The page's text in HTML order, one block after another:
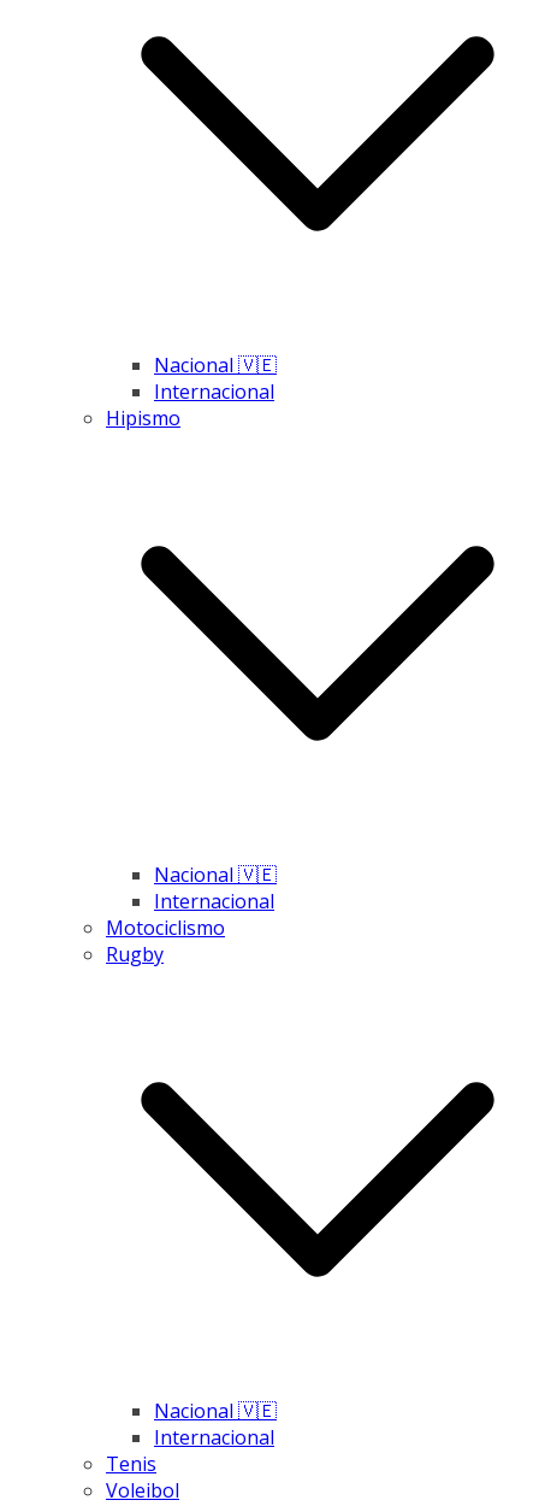
Nacional 🇻🇪
Internacional
Hipismo
Nacional 🇻🇪
Internacional
Motociclismo
Rugby
Nacional 🇻🇪
Internacional
Tenis
Voleibol